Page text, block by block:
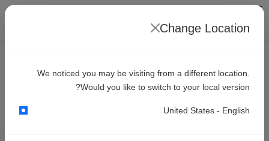
EquipmentService Request
Saudi Arabia
Change Location
We noticed you may be visiting from a different location.
Would you like to switch to your local version?
United States - English